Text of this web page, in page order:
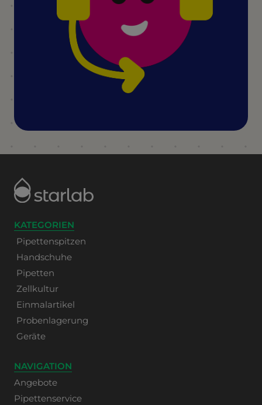
KATEGORIEN
Pipettenspitzen
Handschuhe
Pipetten
Zellkultur
Einmalartikel
Probenlagerung
Geräte
NAVIGATION
Angebote
Pipettenservice